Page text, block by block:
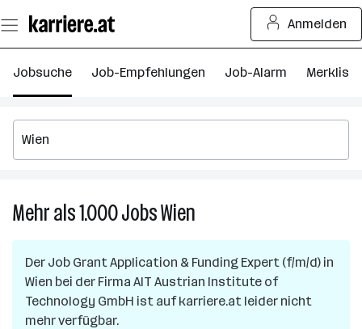
Seiteninhalt
springen
Anmelden
Jobsuche Job-Empfehlungen Job-Alarm Merkliste
Mehr als 1.000JobsWien
Jobs
in
Wien
Der Job Grant Application & Funding Expert (f/m/d) in
Wien bei der Firma AIT Austrian Institute of
Technology GmbH ist auf karriere.at leider nicht
mehr verfügbar.